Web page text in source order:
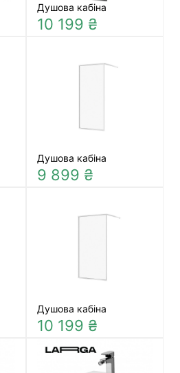
Душова кабіна
10 199 ₴
Душова кабіна
9 899 ₴
Душова кабіна
10 199 ₴